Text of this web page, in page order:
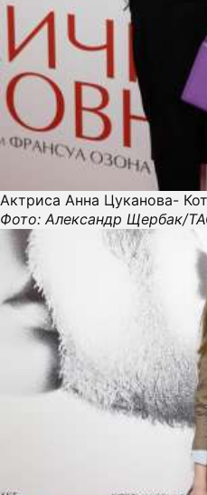
Актриса Анна Цуканова-
Фото: Александр Щербак/